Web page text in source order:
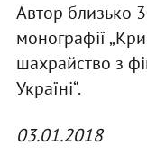
Автор близько
монографії
шахрайство з
Україні“.
03.01.2018